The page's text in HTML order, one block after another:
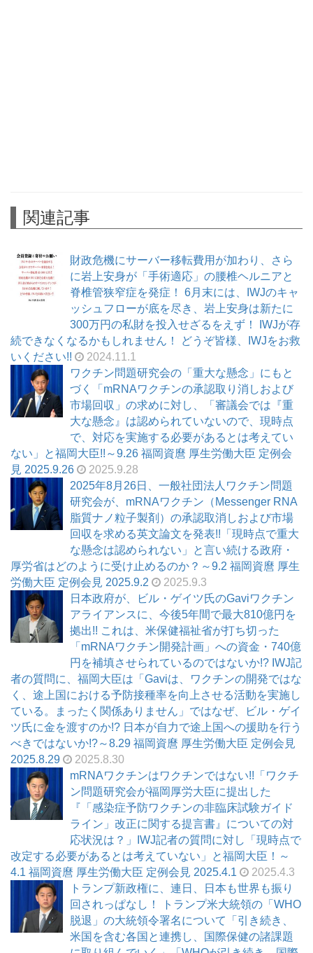
関連記事
財政危機にサーバー移転費用が加わり、さら
に岩上安身が「手術適応」の腰椎ヘルニアと
脊椎管狭窄症を発症！ 6月末には、IWJのキャ
ッシュフローが底を尽き、岩上安身は新たに
300万円の私財を投入せざるをえず！ IWJが存
続できなくなるかもしれません！ どうぞ皆様、IWJをお救
いください!!
2024.11.1
ワクチン問題研究会の「重大な懸念」にもと
づく「mRNAワクチンの承認取り消しおよび
市場回収」の求めに対し、「審議会では『重
大な懸念』は認められていないので、現時点
で、対応を実施する必要があるとは考えてい
ない」と福岡大臣!!～9.26 福岡資麿 厚生労働大臣 定例会
見 2025.9.26
2025.9.28
2025年8月26日、一般社団法人ワクチン問題
研究会が、mRNAワクチン（Messenger RNA
脂質ナノ粒子製剤）の承認取消しおよび市場
回収を求める英文論文を発表!!「現時点で重大
な懸念は認められない」と言い続ける政府・
厚労省はどのように受け止めるのか？～9.2 福岡資麿 厚生
労働大臣 定例会見 2025.9.2
2025.9.3
日本政府が、ビル・ゲイツ氏のGaviワクチン
アライアンスに、今後5年間で最大810億円を
拠出!! これは、米保健福祉省が打ち切った
「mRNAワクチン開発計画」への資金・740億
円を補填させられているのではないか!? IWJ記
者の質問に、福岡大臣は「Gaviは、ワクチンの開発ではな
く、途上国における予防接種率を向上させる活動を実施し
ている。まったく関係ありません」ではなぜ、ビル・ゲイ
ツ氏に金を渡すのか!? 日本が自力で途上国への援助を行う
べきではないか!?～8.29 福岡資麿 厚生労働大臣 定例会見
2025.8.29
2025.8.30
mRNAワクチンはワクチンではない!!「ワクチ
ン問題研究会が福岡厚労大臣に提出した
『「感染症予防ワクチンの非臨床試験ガイド
ライン」改正に関する提言書』についての対
応状況は？」IWJ記者の質問に対し「現時点で
改定する必要があるとは考えていない」と福岡大臣！～
4.1 福岡資麿 厚生労働大臣 定例会見 2025.4.1
2025.4.3
トランプ新政権に、連日、日本も世界も振り
回されっぱなし！ トランプ米大統領の「WHO
脱退」の大統領令署名について「引き続き、
米国を含む各国と連携し、国際保健の諸課題